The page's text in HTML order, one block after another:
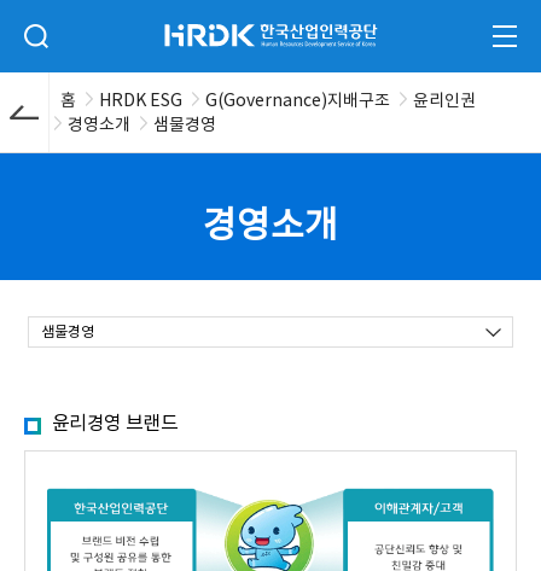
검색 입력폼 열기 HRDK 한국산업인력공단 전체
홈 HRDK ESG G(Governance)지배구조
윤리인권
경영소개
샘물경영
경영소개
샘물경영
윤리경영 브랜드